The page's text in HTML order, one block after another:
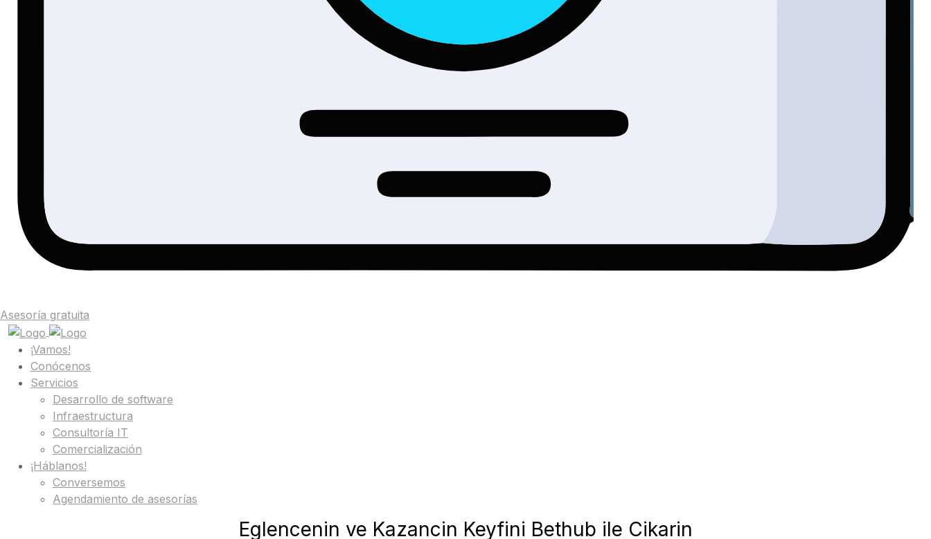
Asesoría gratuita
¡Vamos!
Conócenos
Servicios
Desarrollo de software
Infraestructura
Consultoría IT
Comercialización
¡Háblanos!
Conversemos
Agendamiento de asesorías
Eglencenin ve Kazancin Keyfini Bethub ile Cikarin